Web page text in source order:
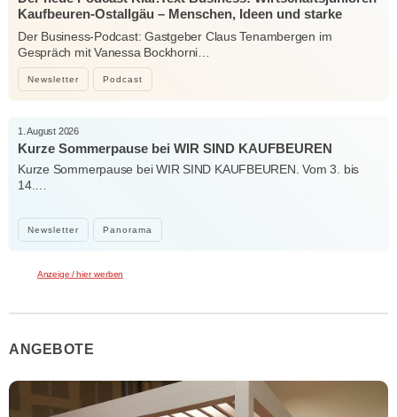
Newsletter Podcast
Kaufbeuren-Ostallgäu – Menschen, Ideen und starke
Verbindungen
Der Business-Podcast: Gastgeber Claus Tenambergen im
Gespräch mit Vanessa Bockhorni…
Newsletter Panorama
1. August 2026
Kurze Sommerpause bei WIR SIND KAUFBEUREN
Kurze Sommerpause bei WIR SIND KAUFBEUREN. Vom 3. bis
14.…
Anzeige / hier werben
ANGEBOTE